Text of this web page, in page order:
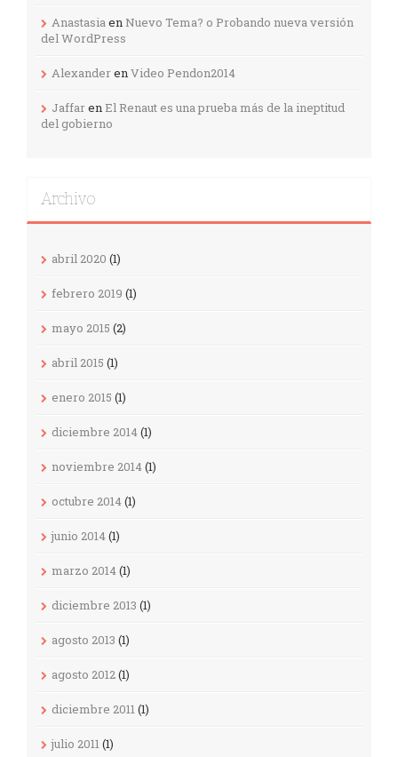
Anastasiaen Nuevo Tema? o Probando nueva versión
del WordPress
AlexanderenVideo Pendon2014
JaffarenEl Renaut es una prueba más de la ineptitud
del gobierno
Archivo
abril 2020 (1)
febrero 2019 (1)
mayo 2015 (2)
abril 2015 (1)
enero 2015 (1)
diciembre 2014(1)
noviembre 2014(1)
octubre 2014(1)
junio 2014(1)
marzo 2014(1)
diciembre 2013 (1)
agosto 2013 (1)
agosto 2012(1)
diciembre 2011(1)
julio 2011(1)